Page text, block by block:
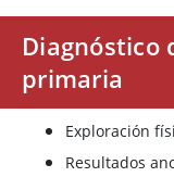
Diagnóstico
primaria
Exploración
Resultados